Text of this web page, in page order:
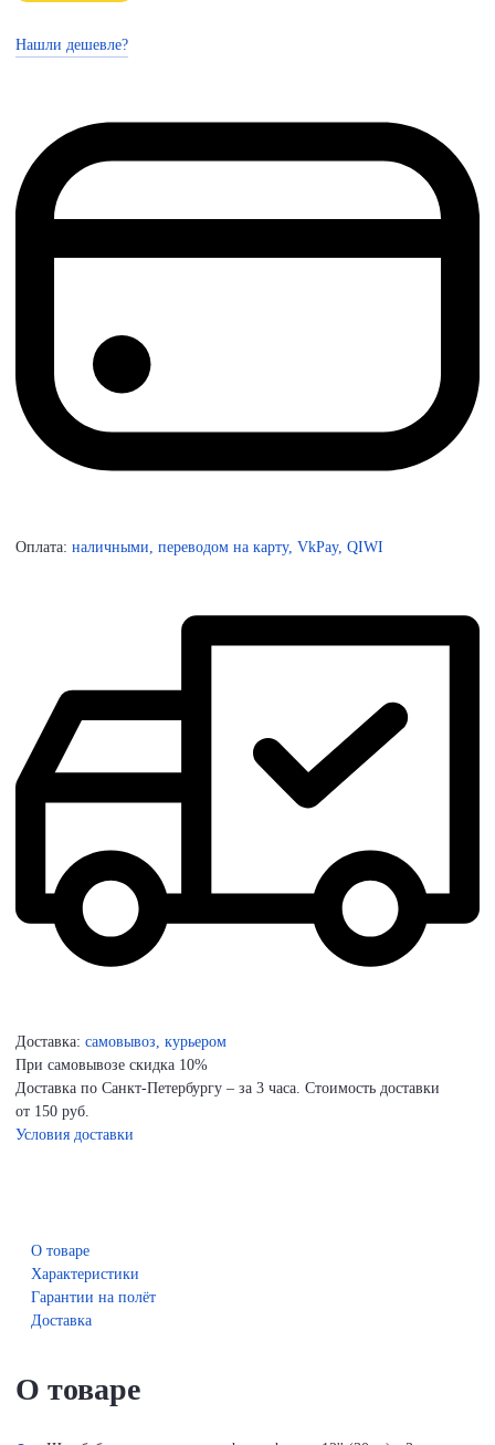
Нашли дешевле?
Оплата: наличными, переводом на карту, VkPay, QIWI
Доставка: самовывоз, курьером
При самовывозе скидка 10%
Доставка по Санкт-Петербургу – за 3 часа. Стоимость доставки
от 150 руб.
Условия доставки
О товаре
Характеристики
Гарантии на полёт
Доставка
О товаре